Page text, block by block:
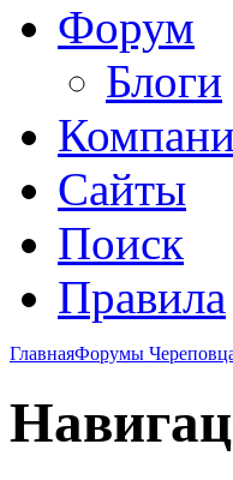
Форум
Блоги
Сайты
Поиск
Правила
ГлавнаяФорумы